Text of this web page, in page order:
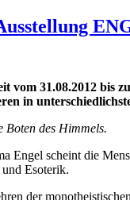
Ausstellung
vom 31.08.2012 bis
in
Boten des Himmels.
Engel scheint die
Esoterik.
der